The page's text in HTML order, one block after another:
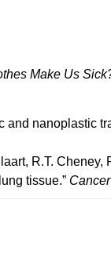
Make Us
and nanoplastic
R.T.
tissue.”